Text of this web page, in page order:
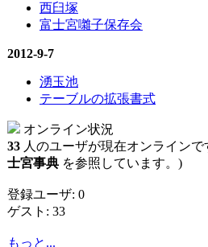
西臼塚
富士宮囃子保存会
2012-9-7
湧玉池
テーブルの拡張書式
オンライン状況
33 人のユーザが現在オンラインで
士宮事典 を参照しています。)
登録ユーザ: 0
ゲスト: 33
もっと...